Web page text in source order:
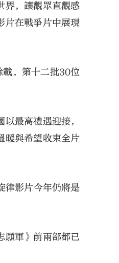
界，讓觀眾直觀感
片在戰爭片中展現
，第十二批30位
最高禮遇迎接，
暖與希望收束全片
律影片今年仍將是
願軍》前兩部都已